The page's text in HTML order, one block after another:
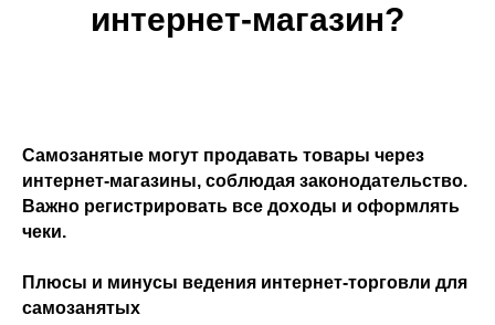
интернет-магазин?
Самозанятые могут продавать товары через
интернет-магазины, соблюдая законодательство.
Важно регистрировать все доходы и оформлять
чеки.
Плюсы и минусы ведения интернет-торговли для
самозанятых